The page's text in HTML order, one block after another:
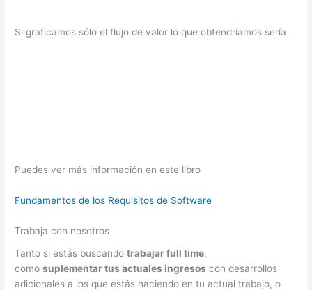
Si graficamos sólo el flujo de valor lo que obtendríamos sería
Puedes ver más información en este libro
Fundamentos de los Requisitos de Software
Trabaja con nosotros
Tanto si estás buscandotrabajar full time,
comosuplementar tus actuales ingresos con desarrollos
adicionales a los que estás haciendo en tu actual trabajo, o